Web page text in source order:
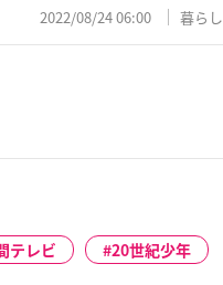
2022/08/24 06:00 暮らし
テレビ
20世紀少年